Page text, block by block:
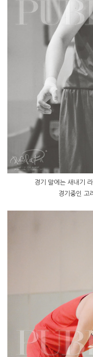
경기 말에는 새내기
경기중인 고